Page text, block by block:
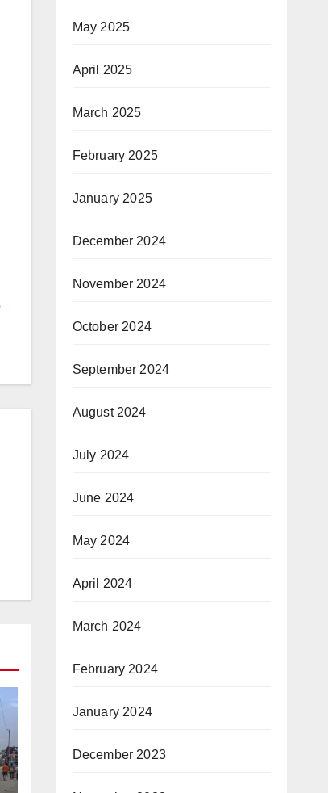
May 2025
April 2025
March 2025
February 2025
January 2025
December 2024
November 2024
October 2024
September 2024
August 2024
July 2024
June 2024
May 2024
April 2024
March 2024
February 2024
January 2024
December 2023